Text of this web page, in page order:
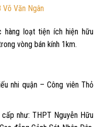
Văn Ngân
loạt tiện ích hiện hữu
vòng bán kính 1km.
nhi quận – Công viên Thỏ
như: THPT Nguyễn Hữu